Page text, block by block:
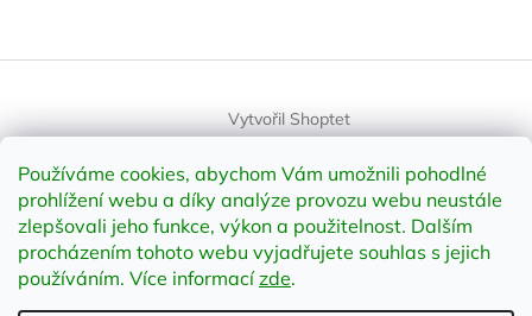
Používáme cookies, abychom Vám umožnili pohodlné
prohlížení webu a díky analýze provozu webu neustále
zlepšovali jeho funkce, výkon a použitelnost. Dalším
procházením tohoto webu vyjadřujete souhlas s jejich
používáním. Více informacízde.
Vytvořil Shoptet
Copyright 2026 element-shop.cz
. Všechna práva vyhrazena.
Upravit nastavení cookies